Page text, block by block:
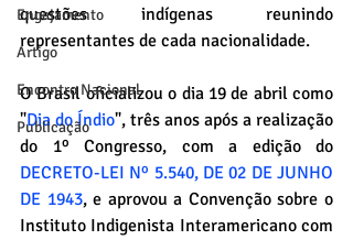
Engajamento
Artigo
Encontro Nacional
Publicação
questões indígenas reunindo
representantes de cada nacionalidade.
O Brasil oficializou o dia 19 de abril como
"Dia do Índio", três anos após a realização
do 1º Congresso, com a edição do
DECRETO-LEI Nº 5.540, DE 02 DE JUNHO
DE 1943, e aprovou a Convenção sobre o
Instituto Indigenista Interamericano com